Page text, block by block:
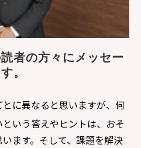
者の方々にメッセー
。
に異なると思いますが、何
いう答えやヒントは、おそ
ます。そして、課題を解決